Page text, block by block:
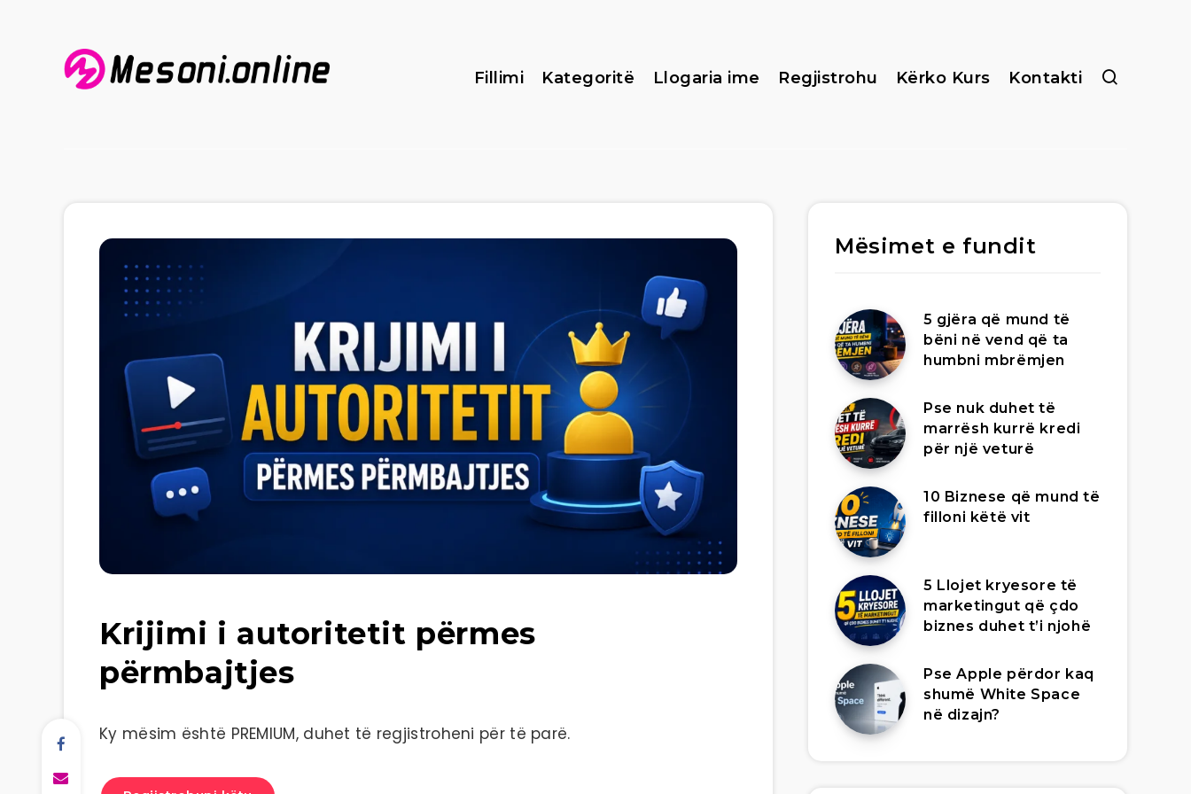
Fillimi Kategoritë Llogaria ime Regjistrohu Kërko Kurs Kontakti
Krijimi i autoritetit përmes
përmbajtjes
Ky mësim është PREMIUM, duhet të regjistroheni për të parë.
Mësimet e fundit
5 gjëra që mund të
bëni në vend që ta
humbni mbrëmjen
Pse nuk duhet të
marrësh kurrë kredi
për një veturë
10 Biznese që mund të
filloni këtë vit
5 Llojet kryesore të
marketingut që çdo
biznes duhet t’i njohë
Pse Apple përdor kaq
shumë White Space
në dizajn?